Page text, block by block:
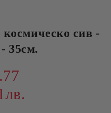
сив -
35см.